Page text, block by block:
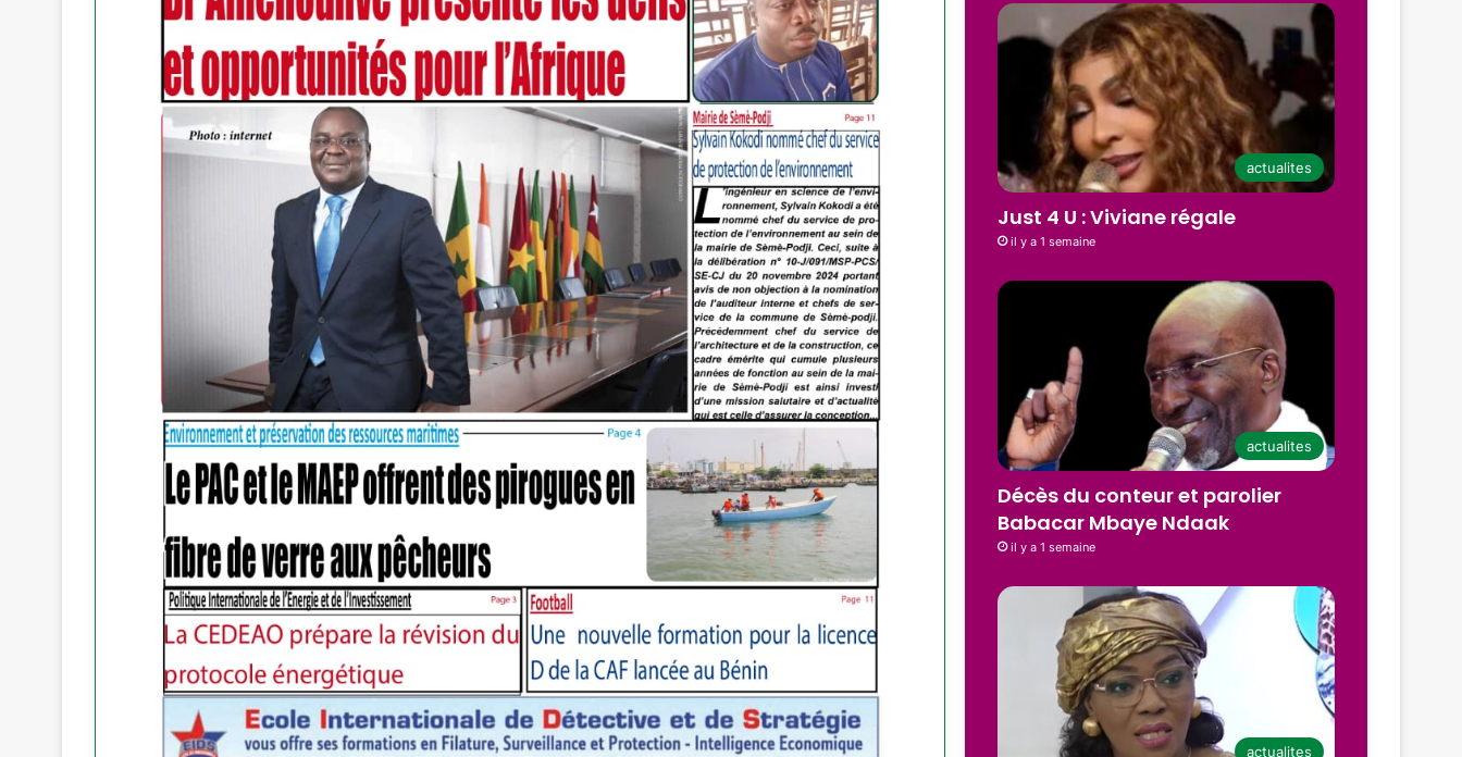
actualites
Just 4 U : Viviane régale
il y a 1 semaine
actualites
Décès du conteur et parolier
Babacar Mbaye Ndaak
il y a 1 semaine
actualites